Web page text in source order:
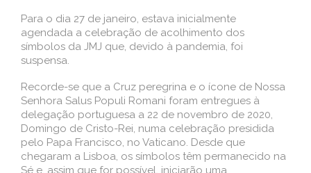
Para o dia 27 de janeiro, estava inicialmente
agendada a celebração de acolhimento dos
símbolos da JMJ que, devido à pandemia, foi
suspensa.
Recorde-se que a Cruz peregrina e o ícone de Nossa
Senhora Salus Populi Romani foram entregues à
delegação portuguesa a 22 de novembro de 2020,
Domingo de Cristo-Rei, numa celebração presidida
pelo Papa Francisco, no Vaticano. Desde que
chegaram a Lisboa, os símbolos têm permanecido na
Sé e, assim que for possível, iniciarão uma